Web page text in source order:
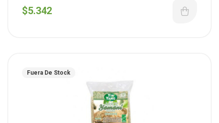
Smookies )
$5.342
Fuera De Stock